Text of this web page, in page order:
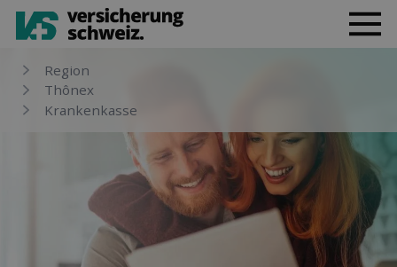
Region
Thônex
Kranken­kasse